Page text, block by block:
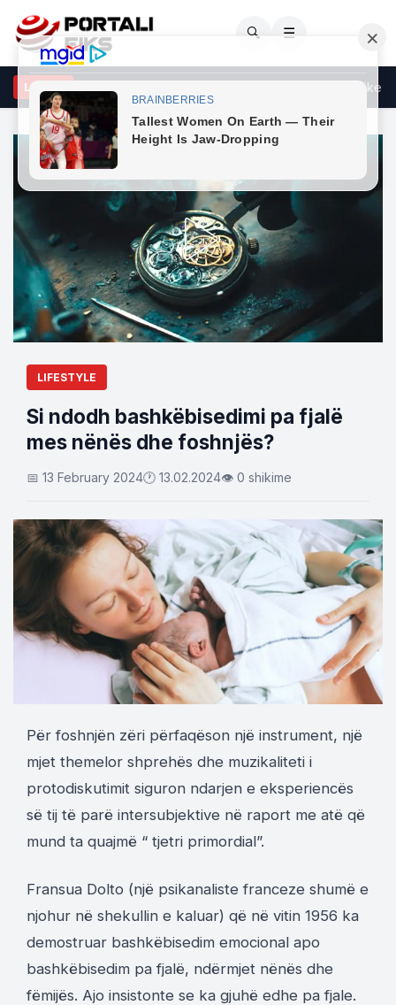
🔍 ☰
LAJME
i Ambasadës Britanike, kërkohet zgjidhje e situatës politike në
LIFESTYLE
Si ndodh bashkëbisedimi pa fjalë
mes nënës dhe foshnjës?
📅 13 February 2024🕐 13.02.2024👁 0 shikime
Për foshnjën zëri përfaqëson një instrument, një
mjet themelor shprehës dhe muzikaliteti i
protodiskutimit siguron ndarjen e eksperiencës
së tij të parë intersubjektive në raport me atë që
mund ta quajmë “ tjetri primordial”.
Fransua Dolto (një psikanaliste franceze shumë e
njohur në shekullin e kaluar) që në vitin 1956 ka
demostruar bashkëbisedim emocional apo
bashkëbisedim pa fjalë, ndërmjet nënës dhe
fëmijës. Ajo insistonte se ka gjuhë edhe pa fjale.